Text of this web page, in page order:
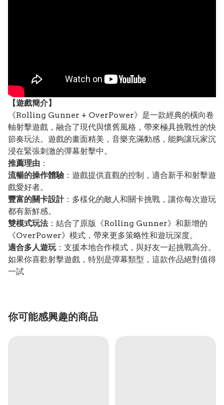
【遊戲簡介】
《Rolling Gunner + OverPower》是一款經典的橫向卷
軸射擊遊戲，融合了現代與懷舊風格，帶來極具挑戰性的快
節奏玩法。遊戲的畫面精美，音樂充滿動感，能夠讓玩家沉
浸在緊張刺激的彈幕射擊中。
推薦理由 ：
流暢的操作體驗 ：遊戲提供直觀的控制，適合新手和射擊遊
戲愛好者。
豐富的關卡設計：多樣化的敵人和關卡挑戰，讓你每次遊玩
都有新鮮感。
雙模式玩法：結合了原版《Rolling Gunner》和新增的
《OverPower》模式，帶來更多策略性和遊玩深度。
適合多人遊玩：支援本地合作模式，與好友一起挑戰高分。
如果你喜歡射擊遊戲，特別是彈幕類型，這款作品絕對值得
一試
你可能感興趣的商品